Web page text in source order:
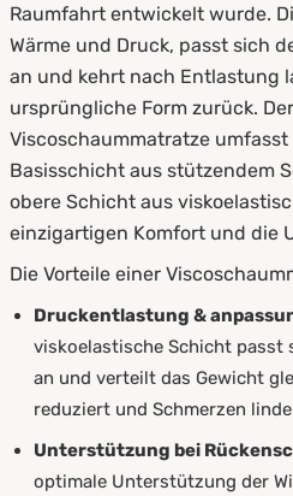
Raumfahrt entwickelt wurde.
Wärme und Druck, passt sich
an und kehrt nach Entlastung
ursprüngliche Form zurück.
Viscoschaummatratze
Basisschicht aus stützendem
obere Schicht aus
einzigartigen Komfort und die
Die Vorteile einer
Druckentlastung &
viskoelastische Schicht passt
an und verteilt das Gewicht
reduziert und Schmerzen
Unterstützung bei
optimale Unterstützung der